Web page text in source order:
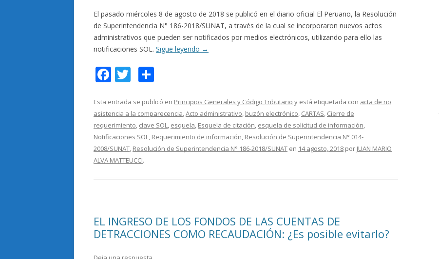
El pasado miércoles 8 de agosto de 2018 se publicó en el diario oficial El Peruano, la Resolución
de Superintendencia N° 186-2018/SUNAT, a través de la cual se incorporaron nuevos actos
administrativos que pueden ser notificados por medios electrónicos, utilizando para ello las
notificaciones SOL. Sigue leyendo →
F
e
b
o
o
k
T
itt
er
m
p
ar
ti
Esta entrada se publicó en Principios Generales y Código Tributario y está etiquetada con acta de no
asistencia a la comparecencia,Acto administrativo, buzón electrónico, CARTAS, Cierre de
requerimiento, clave SOL, esquela, Esquela de citación, esquela de solicitud de información,
Notificaciones SOL, Requerimiento de información, Resolución de Superintendencia N° 014-
2008/SUNAT, Resolución de Superintendencia N° 186-2018/SUNAT en 14 agosto, 2018 por JUAN MARIO
ALVA MATTEUCCI.
EL INGRESO DE LOS FONDOS DE LAS CUENTAS DE
DETRACCIONES COMO RECAUDACIÓN: ¿Es posible evitarlo?